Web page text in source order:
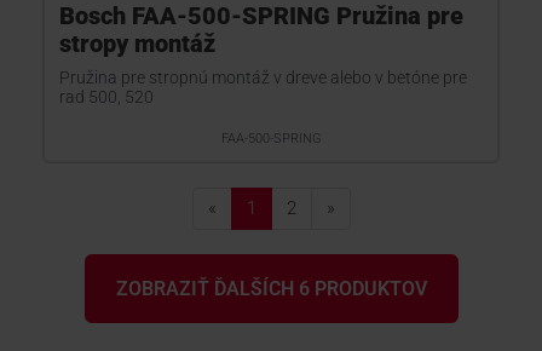
Bosch FAA-500-SPRING Pružina pre
stropy montáž
Pružina pre stropnú montáž v dreve alebo v betóne pre
rad 500, 520
FAA-500-SPRING
« 1 2 »
ZOBRAZIŤ ĎALŠÍCH 6 PRODUKTOV